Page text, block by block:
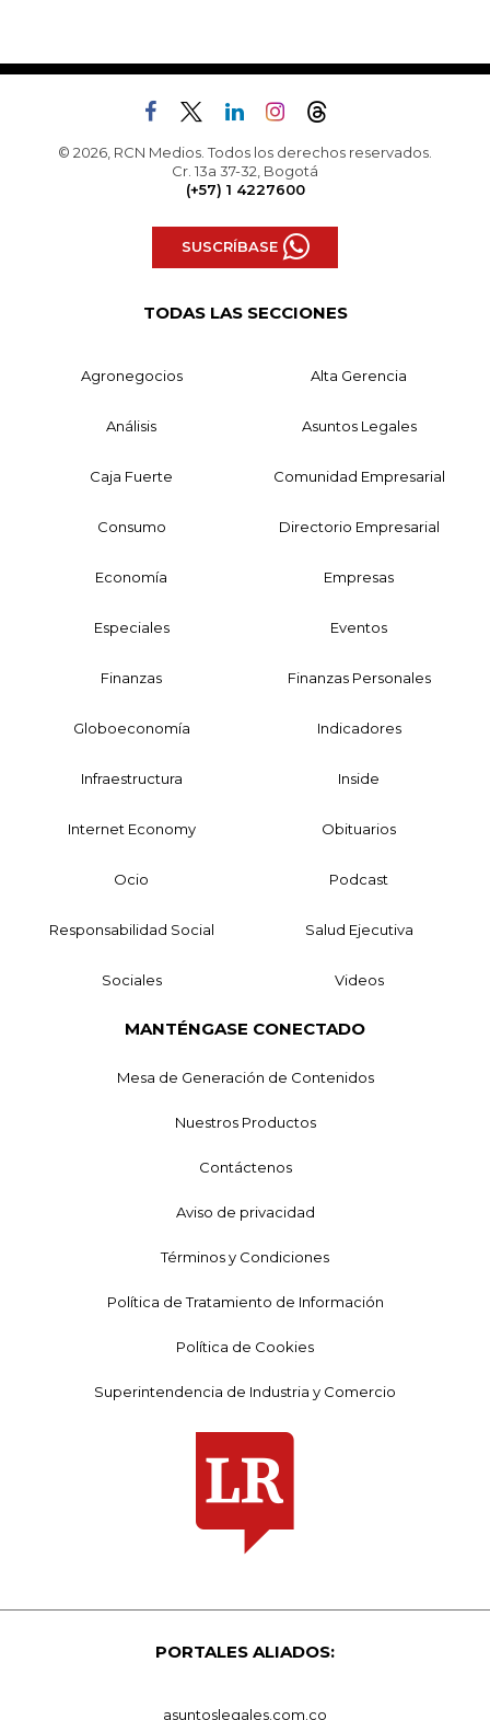
© 2026, RCN Medios. Todos los derechos reservados.
Cr. 13a 37-32, Bogotá
(+57) 1 4227600
SUSCRÍBASE
TODAS LAS SECCIONES
Agronegocios Alta Gerencia
Análisis Asuntos Legales
Caja Fuerte Comunidad Empresarial
Consumo Directorio Empresarial
Economía Empresas
Especiales Eventos
Finanzas Finanzas Personales
Globoeconomía Indicadores
Infraestructura Inside
Internet Economy Obituarios
Ocio Podcast
Responsabilidad Social Salud Ejecutiva
Sociales Videos
MANTÉNGASE CONECTADO
Mesa de Generación de Contenidos
Nuestros Productos
Contáctenos
Aviso de privacidad
Términos y Condiciones
Política de Tratamiento de Información
Política de Cookies
Superintendencia de Industria y Comercio
PORTALES ALIADOS:
asuntoslegales.com.co